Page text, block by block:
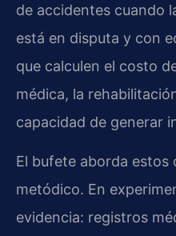
de accidentes cuando
está en disputa y con
que calculen el costo
médica, la
capacidad de generar
El bufete aborda estos
metódico. En
evidencia: registros